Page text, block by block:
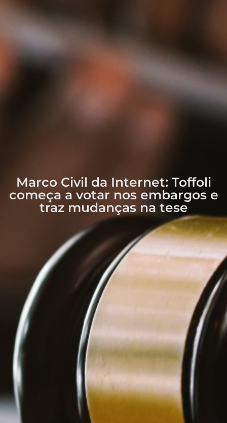
Marco Civil da Internet: Toffoli
começa a votar nos embargos e
traz mudanças na tese